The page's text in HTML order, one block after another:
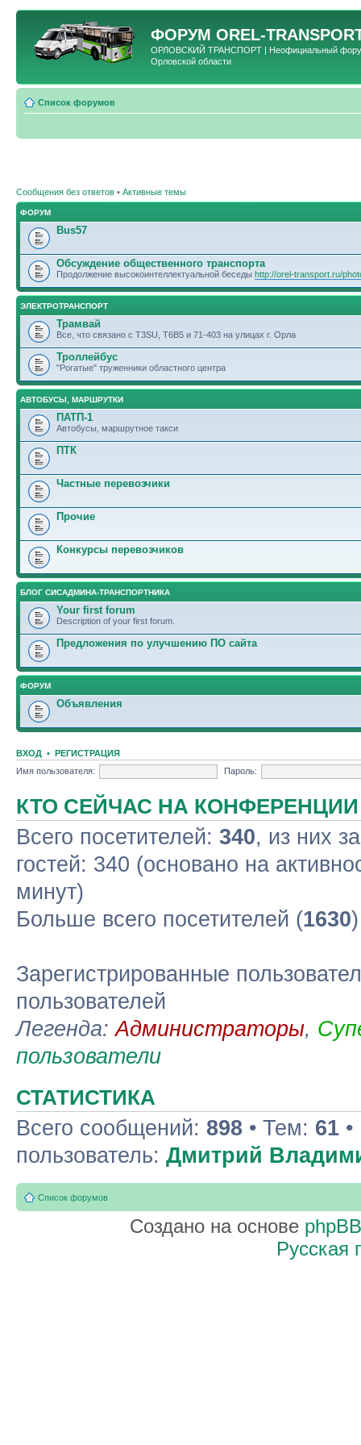
ФОРУМ OREL-
ОРЛОВСКИЙ ТРАНСПОРТ | Неофициальный форум
Орловской области
Список форумов
Сообщения без ответов • Активные темы
ФОРУМ
Bus57
Обсуждение общественного транспорта
Продолжение высокоинтеллектуальной беседы http://orel-transport.ru/
ЭЛЕКТРОТРАНСПОРТ
Трамвай
Все, что связано с T3SU, T6B5 и 71-403 на улицах г. Орла
Троллейбус
"Рогатые" труженники областного центра
АВТОБУСЫ, МАРШРУТКИ
ПАТП-1
Автобусы, маршрутное такси
ПТК
Частные перевозчики
Прочие
Конкурсы перевозчиков
БЛОГ СИСАДМИНА-ТРАНСПОРТНИКА
Your first forum
Description of your first forum.
Предложения по улучшению ПО сайта
ФОРУМ
Объявления
ВХОД • РЕГИСТРАЦИЯ
Имя пользователя:
Пароль:
КТО СЕЙЧАС НА КОНФЕРЕНЦИИ
Всего посетителей: 340, из них
гостей: 340 (основано на
минут)
Больше всего посетителей (1630
Зарегистрированные
пользователей
Легенда:Администраторы,
пользователи
СТАТИСТИКА
Всего сообщений: 898 • Тем: 61
пользователь: Дмитрий
Список форумов
Создано на основе phpBB
Русская